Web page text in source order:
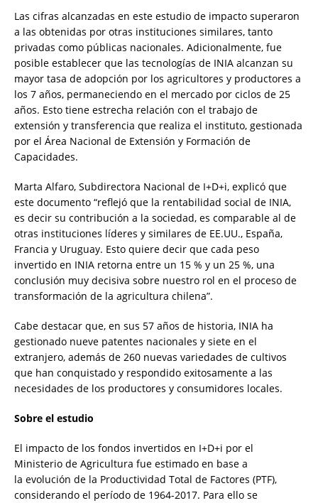
Las cifras alcanzadas en este estudio de impacto superaron
a las obtenidas por otras instituciones similares, tanto
privadas como públicas nacionales. Adicionalmente, fue
posible establecer que las tecnologías de INIA alcanzan su
mayor tasa de adopción por los agricultores y productores a
los 7 años, permaneciendo en el mercado por ciclos de 25
años. Esto tiene estrecha relación con el trabajo de
extensión y transferencia que realiza el instituto, gestionada
por el Área Nacional de Extensión y Formación de
Capacidades.
Marta Alfaro, Subdirectora Nacional de I+D+i, explicó que
este documento “reflejó que la rentabilidad social de INIA,
es decir su contribución a la sociedad, es comparable al de
otras instituciones líderes y similares de EE.UU., España,
Francia y Uruguay. Esto quiere decir que cada peso
invertido en INIA retorna entre un 15 % y un 25 %, una
conclusión muy decisiva sobre nuestro rol en el proceso de
transformación de la agricultura chilena”.
Cabe destacar que, en sus 57 años de historia, INIA ha
gestionado nueve patentes nacionales y siete en el
extranjero, además de 260 nuevas variedades de cultivos
que han conquistado y respondido exitosamente a las
necesidades de los productores y consumidores locales.
Sobre el estudio
El impacto de los fondos invertidos en I+D+i por el
Ministerio de Agricultura fue estimado en base a
la evolución de la Productividad Total de Factores (PTF),
considerando el período de 1964-2017. Para ello se